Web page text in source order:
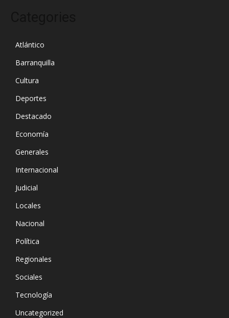
Atlántico
Barranquilla
Cultura
Deportes
Destacado
Economía
Generales
Internacional
Judicial
Locales
Nacional
Política
Regionales
Sociales
Tecnología
Uncategorized